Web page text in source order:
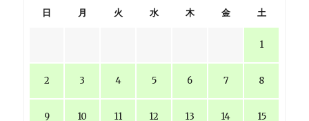
日 月 火 水 木 金 土
1
2 3 4 5 6 7 8
9 10 11 12 13 14 15